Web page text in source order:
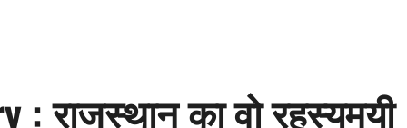
राजस्थान का वो रहस्यमयी